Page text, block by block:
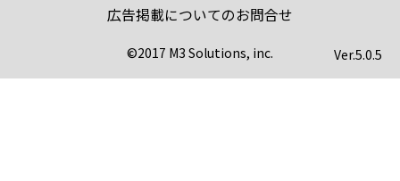
広告掲載についてのお問合せ
©2017 M3 Solutions, inc. Ver.5.0.5